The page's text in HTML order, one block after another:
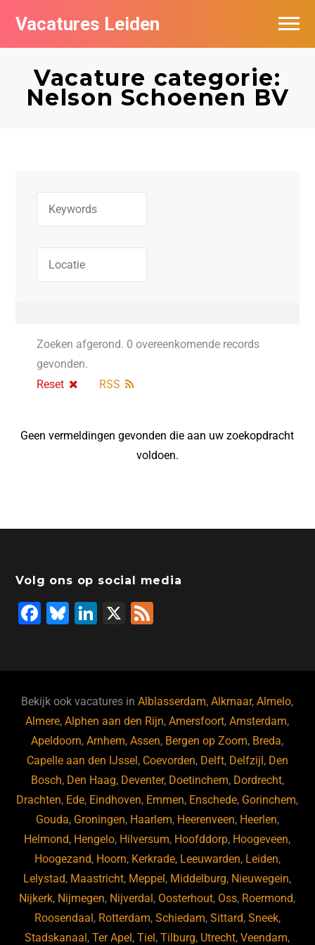
Vacatures Leiden
Vacature categorie:
Nelson Schoenen BV
Zoeken afgerond. 0 overeenkomende records
gevonden.
Reset
RSS
Geen vermeldingen gevonden die aan uw zoekopdracht
voldoen.
Volg ons op social media
F
b
o
o
k
Bl
ky
Li
dI
n
X
Bekijk ook vacatures inAlblasserdam,Alkmaar,Almelo,
Almere,Alphen aan den Rijn,Amersfoort,Amsterdam,
Apeldoorn,Arnhem,Assen, Bergen op Zoom, Breda,
Capelle aan den IJssel , Coevorden, Delft, Delfzijl , Den
Bosch, Den Haag, Deventer, Doetinchem, Dordrecht,
Drachten, Ede, Eindhoven, Emmen, Enschede, Gorinchem,
Gouda, Groningen, Haarlem, Heerenveen, Heerlen,
Helmond, Hengelo, Hilversum, Hoofddorp, Hoogeveen,
Hoogezand, Hoorn, Kerkrade, Leeuwarden, Leiden,
Lelystad, Maastricht, Meppel , Middelburg, Nieuwegein,
Nijkerk, Nijmegen, Nijverdal , Oosterhout, Oss, Roermond,
Roosendaal , Rotterdam, Schiedam, Sittard, Sneek,
Stadskanaal ,Ter Apel ,Tiel ,Tilburg, Utrecht,Veendam,
Vacatures per bedrijf
De populairste vacatures in Leiden